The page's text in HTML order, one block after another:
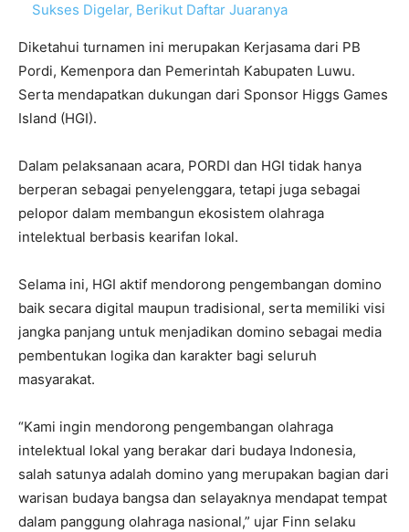
Sukses Digelar, Berikut Daftar Juaranya
Diketahui turnamen ini merupakan Kerjasama dari PB
Pordi, Kemenpora dan Pemerintah Kabupaten Luwu.
Serta mendapatkan dukungan dari Sponsor Higgs Games
Island (HGI).
Dalam pelaksanaan acara, PORDI dan HGI tidak hanya
berperan sebagai penyelenggara, tetapi juga sebagai
pelopor dalam membangun ekosistem olahraga
intelektual berbasis kearifan lokal.
Selama ini, HGI aktif mendorong pengembangan domino
baik secara digital maupun tradisional, serta memiliki visi
jangka panjang untuk menjadikan domino sebagai media
pembentukan logika dan karakter bagi seluruh
masyarakat.
“Kami ingin mendorong pengembangan olahraga
intelektual lokal yang berakar dari budaya Indonesia,
salah satunya adalah domino yang merupakan bagian dari
warisan budaya bangsa dan selayaknya mendapat tempat
dalam panggung olahraga nasional,” ujar Finn selaku